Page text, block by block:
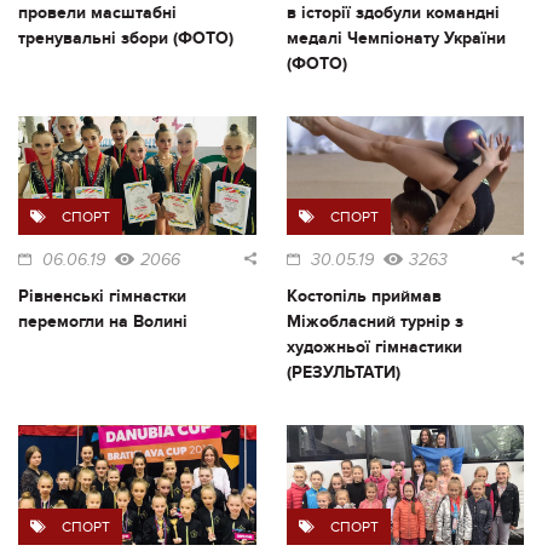
провели масштабні
тренувальні збори (ФОТО)
в історії здобули командні
медалі Чемпіонату України
(ФОТО)
СПОРТ
06.06.19 2066
Рівненські гімнастки
перемогли на Волині
СПОРТ
30.05.19 3263
Костопіль приймав
Міжобласний турнір з
художньої гімнастики
(РЕЗУЛЬТАТИ)
СПОРТ СПОРТ